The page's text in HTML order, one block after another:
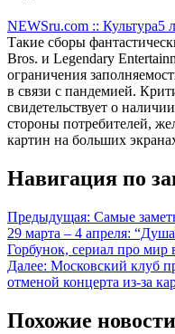
NEWSru.com :: Культура5
Такие сборы
Bros. и Legendary
ограничения
в связи с пандемией.
свидетельствует о
стороны потребителей,
картин на больших
Навигация по
Предыдущая: Самые
29 марта – 4 апреля:
Горбунок, сериал про
Далее: Московский клуб
отменой концерта из-за
Похожие новости